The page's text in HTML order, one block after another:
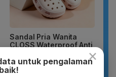
Sandal Pria Wanita
CLOSS Waterproof Anti
Slip Cepat Kering Anti...×
untuk pengalaman